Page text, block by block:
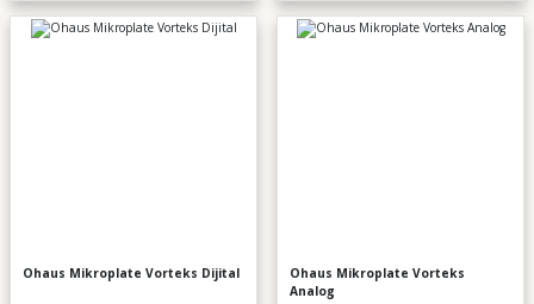
Ohaus Mikroplate Vorteks Dijital
Ohaus Mikroplate Vorteks
Analog